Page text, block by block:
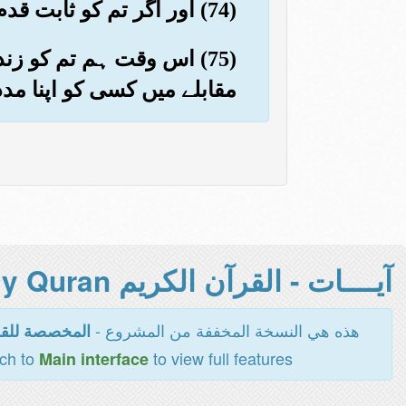
(74) اور اگر تم کو ثابت قدم نہ رہنے دیتے تو تم کسی قدر ان کی طرف مائل ہونے ہی لگے تھے
(75) اس وقت ہم تم کو
مقابلے میں کسی کو اپنا
آيــــات - القرآن الكريم Holy Quran -
هذه هي النسخة المخففة من المشروع - المخصصة
to Main interfaceto view full features